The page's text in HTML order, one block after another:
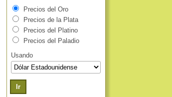
Precios del Oro
Precios de la Plata
Precios del Platino
Precios del Paladio
Usando
Ir